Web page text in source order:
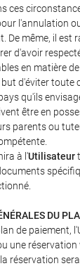
ces
l'annulation
De même, il est
d'avoir
en matière
but d'éviter
qu'ils
être en
parents ou
à l'Utilisateur
DU
de paiement,
une réservation
réservation